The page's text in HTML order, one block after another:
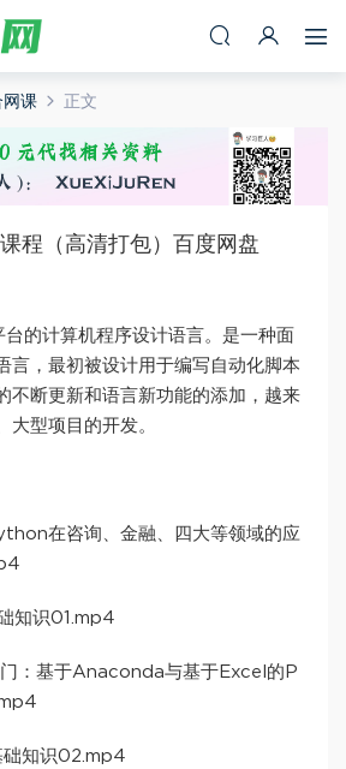
网课 正文
程（高清打包）百度网盘
的计算机程序设计语言。是一种面
言，最初被设计用于编写自动化脚本
不断更新和语言新功能的添加，越来
大型项目的开发。
在咨询、金融、四大等领域的应
知识01.mp4
：基于Anaconda与基于Excel的P
知识02.mp4